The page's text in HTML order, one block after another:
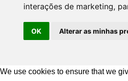
interações de marketing,
OK Alterar as minhas
We use cookies to ensure that we